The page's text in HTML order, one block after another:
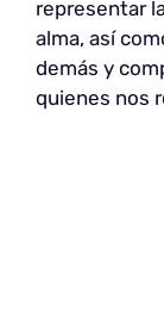
representar
alma, así
demás y
quienes nos